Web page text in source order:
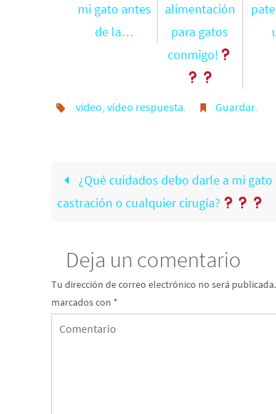
mi gato antes
de la…
alimentación
para gatos
conmigo!
vídeo, vídeo respuesta. Guardar.
¿Qué cuidados debo darle a mi
castración o cualquier cirugía?
Deja un comentario
Tu dirección de correo electrónico no será publicada.
marcados con *